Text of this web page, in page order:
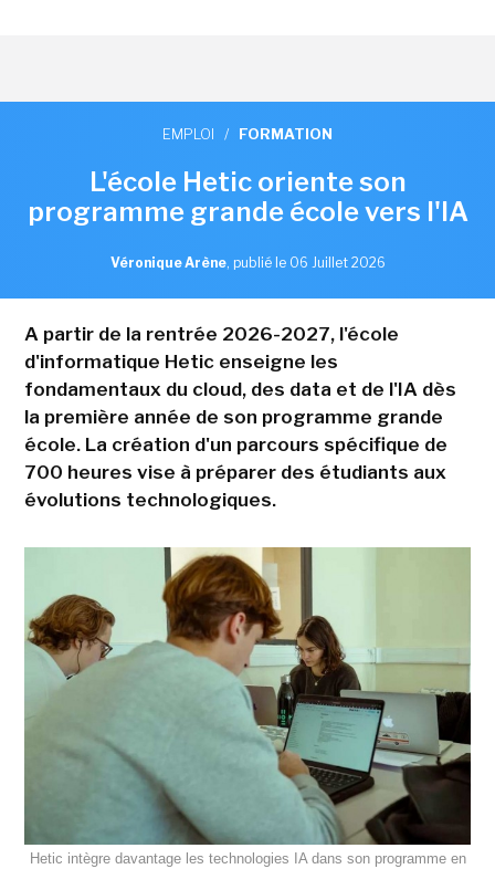
EMPLOI / FORMATION
L'école Hetic oriente son
programme grande école vers l'IA
Véronique Arène, publié le 06 Juillet 2026
A partir de la rentrée 2026-2027, l'école
d'informatique Hetic enseigne les
fondamentaux du cloud, des data et de l'IA dès
la première année de son programme grande
école. La création d'un parcours spécifique de
700 heures vise à préparer des étudiants aux
évolutions technologiques.
Hetic intègre davantage les technologies IA dans son programme en